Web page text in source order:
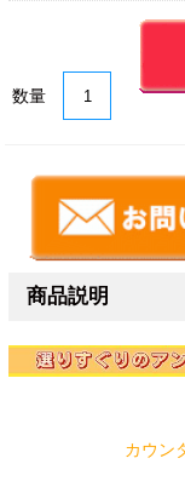
数量
商品説明
カウン